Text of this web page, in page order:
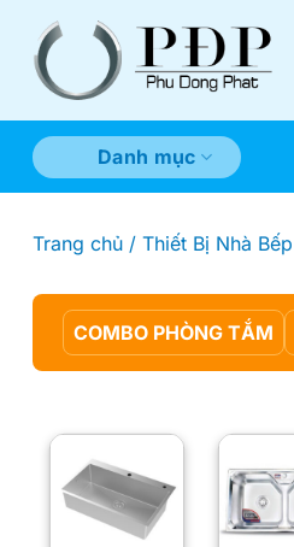
Danh mục
Trang chủ / Thiết Bị Nhà Bếp
COMBO PHÒNG TẮM